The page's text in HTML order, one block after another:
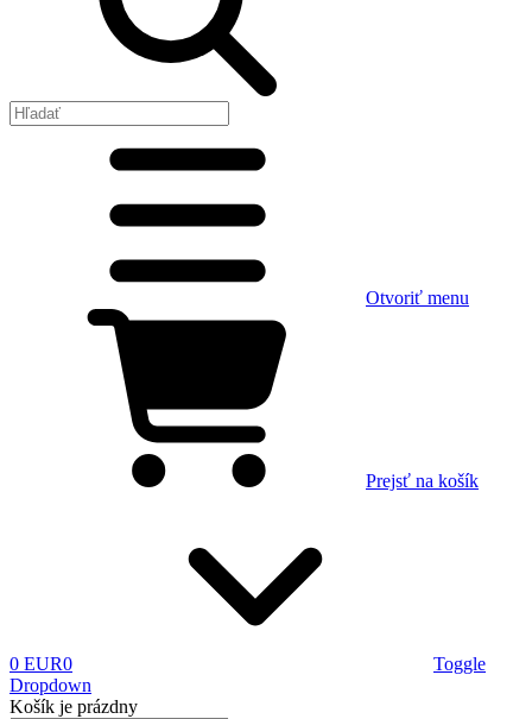
Otvoriť menu
Prejsť na košík
0 EUR0
Toggle
Dropdown
Košík je prázdny